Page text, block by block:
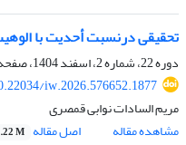
تحقیقی درنسبت أحدیت با
دوره 22، شماره 2، اسفند 1404، صفحه
iw.2026.576652.1877
مریم السادات نوابی قمصری
مشاهده مقاله
اصل مقاله M